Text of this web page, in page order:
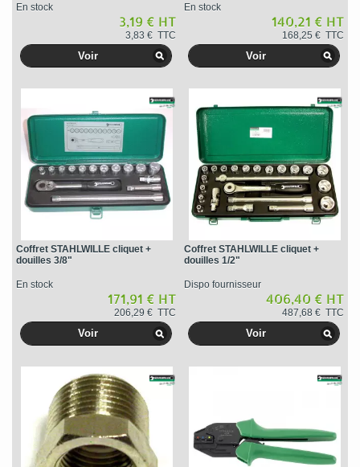
En stock
3,19 € HT
3,83 € TTC
Voir
En stock
140,21 € HT
168,25 € TTC
Voir
Coffret STAHLWILLE cliquet +
douilles 3/8"
En stock
171,91 € HT
206,29 € TTC
Voir
Coffret STAHLWILLE cliquet +
douilles 1/2"
Dispo fournisseur
406,40 € HT
487,68 € TTC
Voir